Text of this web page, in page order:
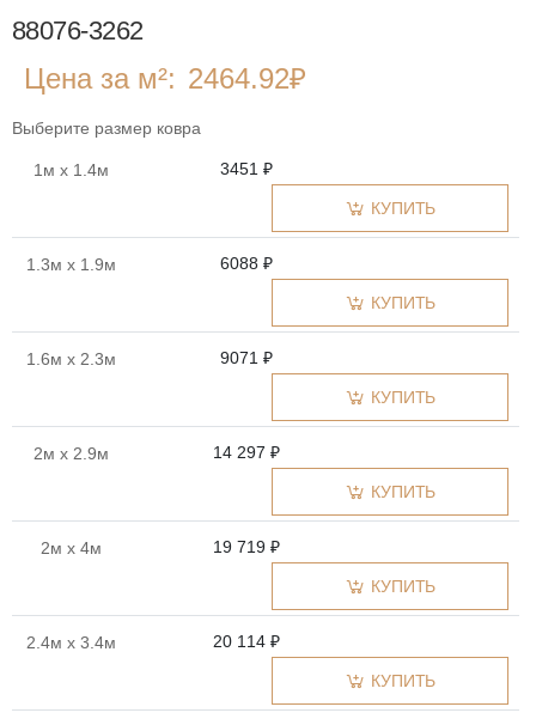
88076-3262
Цена за м²: 2464.92₽
Выберите размер ковра
1м x 1.4м 3451 ₽
КУПИТЬ
1.3м x 1.9м 6088 ₽
КУПИТЬ
1.6м x 2.3м 9071 ₽
КУПИТЬ
2м x 2.9м 14 297 ₽
КУПИТЬ
2м x 4м 19 719 ₽
КУПИТЬ
2.4м x 3.4м 20 114 ₽
КУПИТЬ